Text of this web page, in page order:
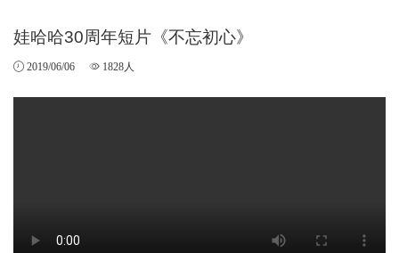
娃哈哈30周年短片《不忘初心》
2019/06/06 1828人